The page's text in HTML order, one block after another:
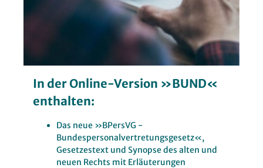
In der Online-Version »BUND«
enthalten:
Das neue »BPersVG -
Bundespersonalvertretungsgesetz«,
Gesetzestext und Synopse des alten und
neuen Rechts mit Erläuterungen